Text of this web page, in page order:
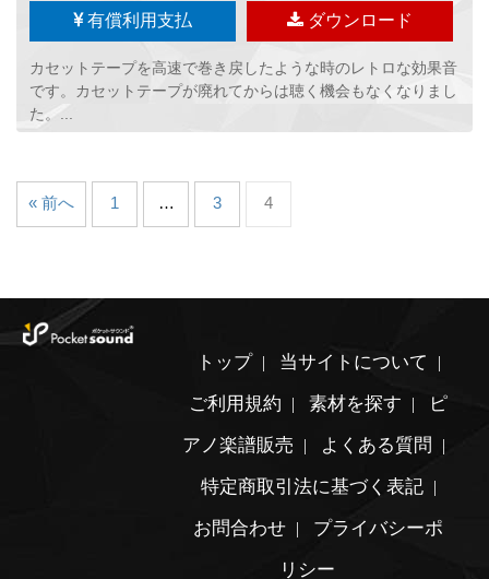
有償利用支払 ダウンロード
カセットテープを高速で巻き戻したような時のレトロな効果音
です。カセットテープが廃れてからは聴く機会もなくなりまし
た。...
« 前へ 1 … 3 4
トップ
当サイトについて
ご利用規約
素材を探す
ピ
アノ楽譜販売
よくある質問
特定商取引法に基づく表記
お問合わせ
プライバシーポ
リシー